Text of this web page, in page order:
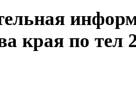
края по тел